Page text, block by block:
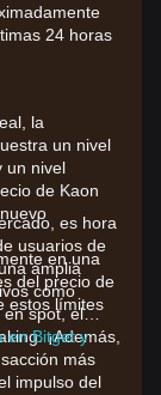
24 horas
la
un nivel
un nivel
de Kaon
en una
del precio de
estos límites
impulso del
es hora
usuarios de
amplia
como
en spot, el
¡Además,
más
en Bitget y